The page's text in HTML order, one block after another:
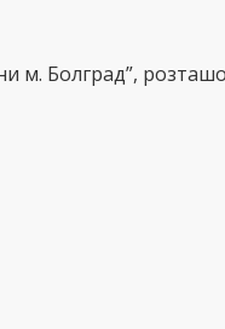
м. Болград”,